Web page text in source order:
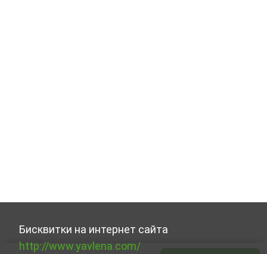
Бисквитки на интернет сайта
http://www.yavlena.com/